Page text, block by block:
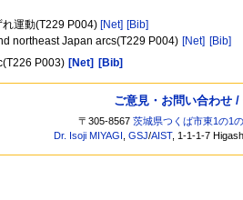
運動(T229 P004) [Net] [Bib]
northeast Japan arcs(T229 P004) [Net] [Bib]
P003) [Net] [Bib]
ご意見・お問い合わせ
〒305-8567茨城県つくば市東1の1
Dr. Isoji MIYAGI ,GSJ/AIST, 1-1-1-7